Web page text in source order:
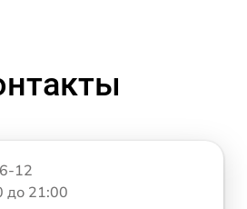
12
до 21:00